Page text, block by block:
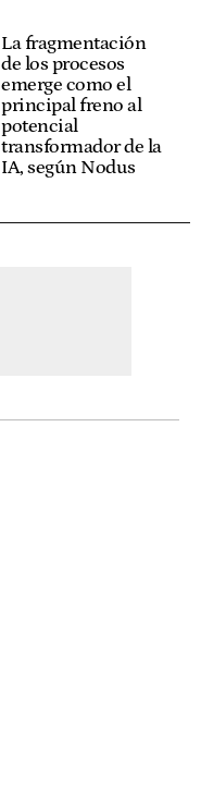
La fragmentación
de los procesos
emerge como el
principal freno al
potencial
transformador de la
IA, según Nodus